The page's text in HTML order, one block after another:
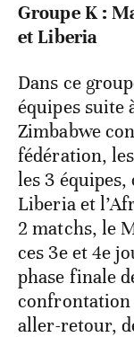
Groupe K :
et Liberia
Dans ce
équipes suite
Zimbabwe
fédération,
les 3
Liberia et
2 matchs, le
ces 3e et 4e
phase finale
confrontation
aller-retour,